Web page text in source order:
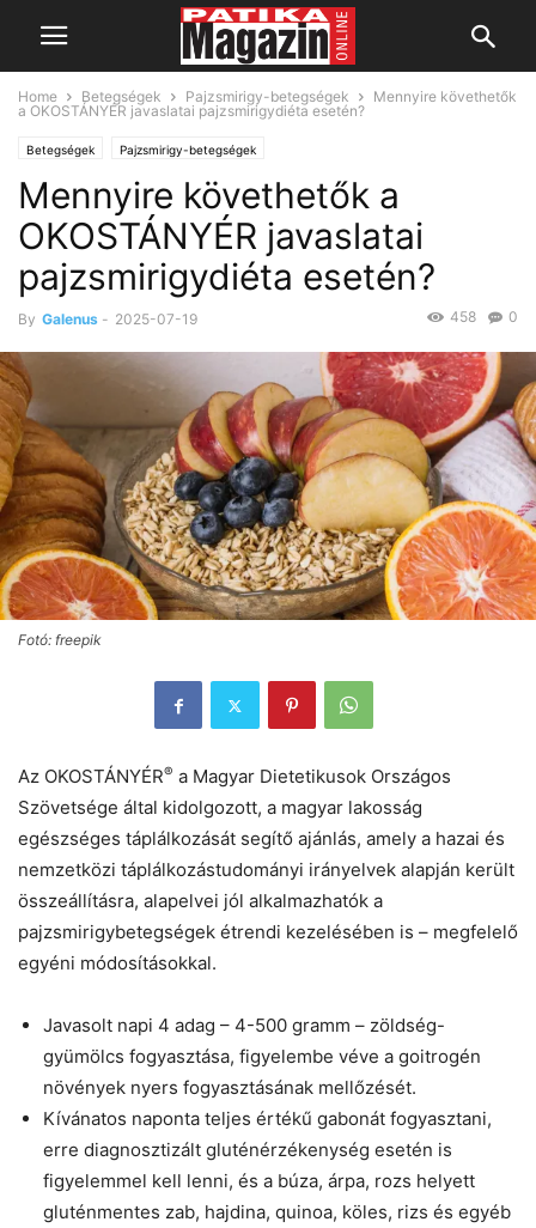
Home Betegségek Pajzsmirigy-betegségek
Mennyire követhetők
a OKOSTÁNYÉR javaslatai pajzsmirigydiéta esetén?
Betegségek Pajzsmirigy-betegségek
Mennyire követhetők a
OKOSTÁNYÉR javaslatai
pajzsmirigydiéta esetén?
By Galenus - 2025-07-19 0
458
Fotó: freepik
Az OKOSTÁNYÉR® a Magyar Dietetikusok Országos
Szövetsége által kidolgozott, a magyar lakosság
egészséges táplálkozását segítő ajánlás, amely a hazai és
nemzetközi táplálkozástudományi irányelvek alapján került
összeállításra, alapelvei jól alkalmazhatók a
pajzsmirigybetegségek étrendi kezelésében is – megfelelő
egyéni módosításokkal.
Javasolt napi 4 adag – 4-500 gramm – zöldség-
gyümölcs fogyasztása, figyelembe véve a goitrogén
növények nyers fogyasztásának mellőzését.
Kívánatos naponta teljes értékű gabonát fogyasztani,
erre diagnosztizált gluténérzékenység esetén is
figyelemmel kell lenni, és a búza, árpa, rozs helyett
gluténmentes zab, hajdina, quinoa, köles, rizs és egyéb